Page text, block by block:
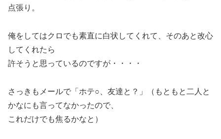
点張り。
俺をしてはクロでも素直に白状してくれて、そのあと改心
してくれたら
許そうと思っているのですが・・・・
さっきもメールで「ホテ○、友達と？」（もともと二人と
かなにも言ってなかったので、
これだけでも焦るかなと）